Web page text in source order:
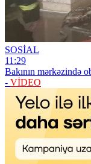
SOSİAL
11:29
Bakının mərkəzində
- VİDEO